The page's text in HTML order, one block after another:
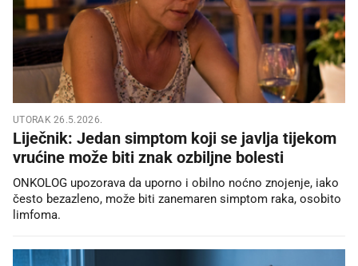
UTORAK 26.5.2026.
Liječnik: Jedan simptom koji se javlja tijekom
vrućine može biti znak ozbiljne bolesti
ONKOLOG upozorava da uporno i obilno noćno znojenje, iako
često bezazleno, može biti zanemaren simptom raka, osobito
limfoma.